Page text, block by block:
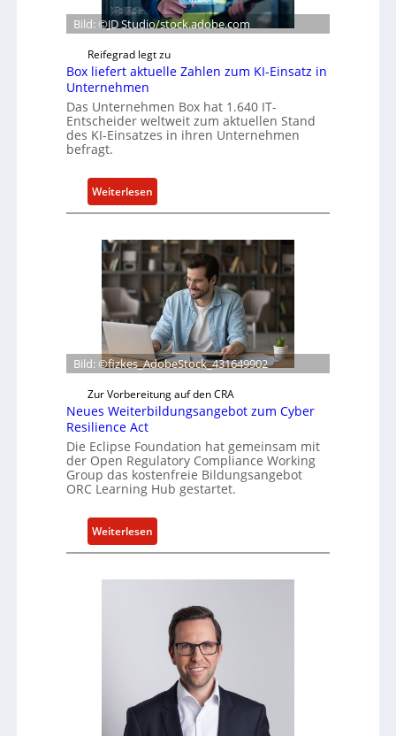
Bild: ©JD Studio/stock.adobe.com
Reifegrad legt zu
Box liefert aktuelle Zahlen zum KI-Einsatz in
Unternehmen
Das Unternehmen Box hat 1.640 IT-
Entscheider weltweit zum aktuellen Stand
des KI-Einsatzes in ihren Unternehmen
befragt.
Weiterlesen
B
x
l
e
f
e
r
t
a
k
u
e
l
e
Z
h
m
Bild: ©fizkes_AdobeStock_431649902
Zur Vorbereitung auf den CRA
Neues Weiterbildungsangebot zum Cyber
Resilience Act
Die Eclipse Foundation hat gemeinsam mit
der Open Regulatory Compliance Working
Group das kostenfreie Bildungsangebot
ORC Learning Hub gestartet.
Weiterlesen
N
t